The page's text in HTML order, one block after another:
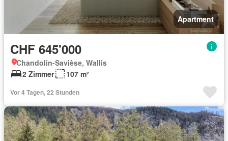
Apartment
CHF 645'000
Chandolin-Savièse, Wallis
2 Zimmer
107 m²
Vor 4 Tagen, 22 Stunden